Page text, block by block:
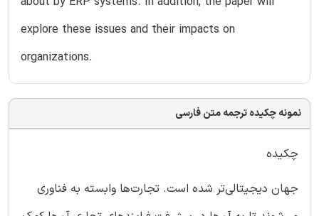
explore these issues and their impacts on
organizations.
نمونه چکیده ترجمه متن فارسی
چکیده
جهان دیجیتالی‌تر شده است. تجارت‌ها وابسته به فناوری